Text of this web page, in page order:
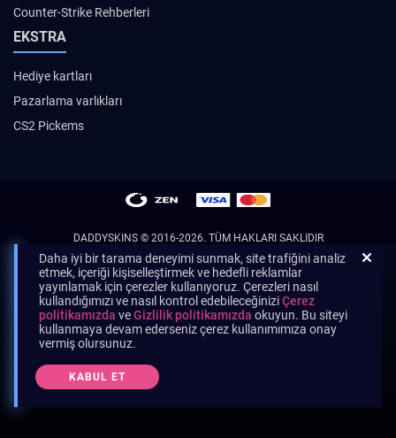
Counter-Strike Rehberleri
EKSTRA
Hediye kartları
Pazarlama varlıkları
CS2 Pickems
DADDYSKINS© 2016-2026. TÜM HAKLARI SAKLIDIR
Daha iyi bir tarama deneyimi sunmak, site trafiğini analiz
etmek, içeriği kişiselleştirmek ve hedefli reklamlar
yayınlamak için çerezler kullanıyoruz. Çerezleri nasıl
kullandığımızı ve nasıl kontrol edebileceğiniziÇerez
politikamızda veGizlilik politikamızda okuyun. Bu siteyi
kullanmaya devam ederseniz çerez kullanımımıza onay
vermiş olursunuz.
KABUL ET